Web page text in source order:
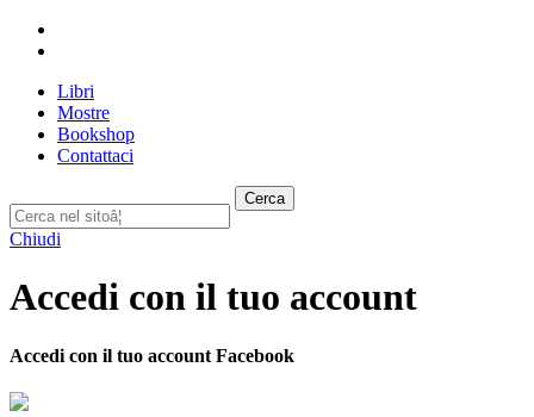
Libri
Mostre
Bookshop
Contattaci
Cerca
Chiudi
Accedi con il tuo account
Accedi con il tuo account Facebook